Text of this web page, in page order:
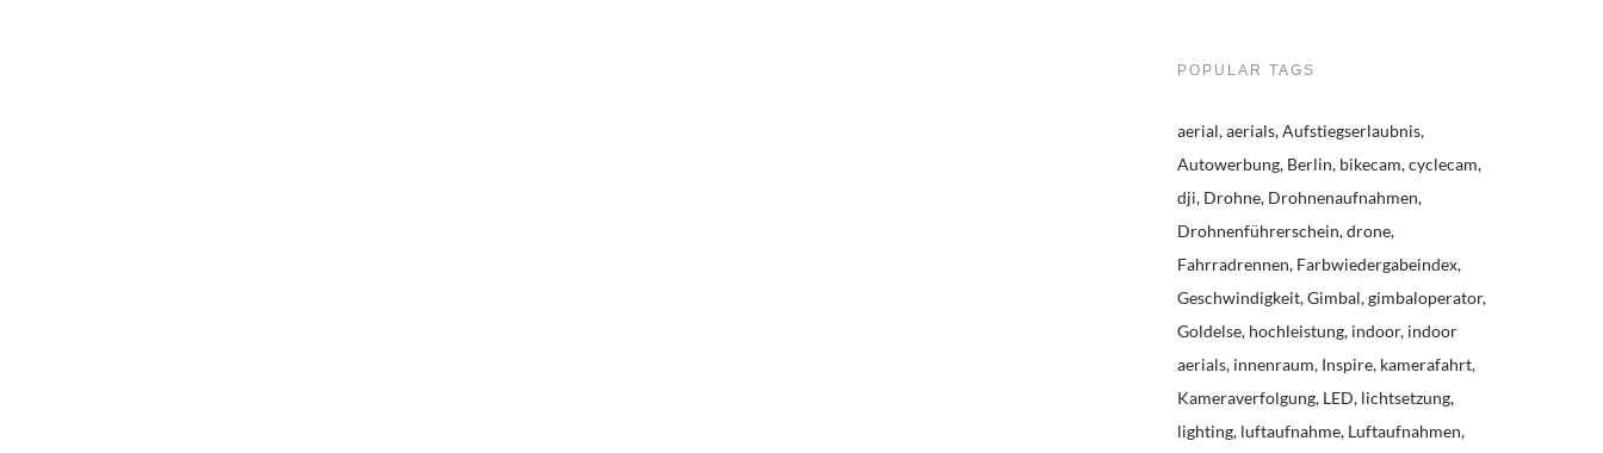
POPULAR TAGS
aerial aerials Aufstiegserlaubnis
Autowerbung Berlin bikecam cyclecam
dji Drohne Drohnenaufnahmen
Drohnenführerschein drone
Fahrradrennen Farbwiedergabeindex
Geschwindigkeit Gimbal gimbaloperator
Goldelse hochleistung indoor indoor
aerials innenraum Inspire kamerafahrt
Kameraverfolgung LED lichtsetzung
lighting luftaufnahme Luftaufnahmen